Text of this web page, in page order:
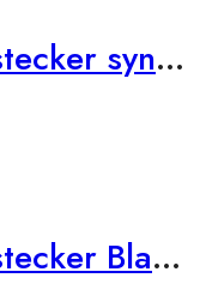
585er Weißgold Ohrstecker synth. Rubin und Zirkonia
585er Weißgold Ohrstecker Blautopas Krappenfassung – 1,74ct.